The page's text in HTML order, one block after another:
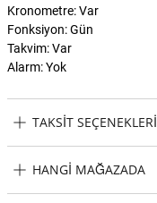
Kronometre: Var
Fonksiyon: Gün
Takvim: Var
Alarm: Yok
TAKSIT SEÇENEKLERI
HANGI MAĞAZADA